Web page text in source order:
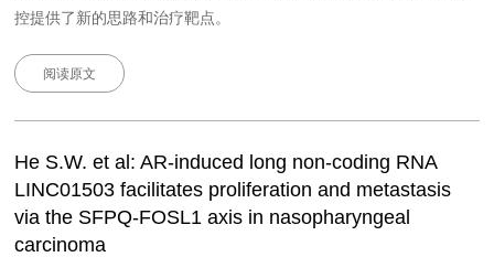
控提供了新的思路和治疗靶点。
阅读原文
He S.W. et al: AR-induced long non-coding RNA
LINC01503 facilitates proliferation and metastasis
via the SFPQ-FOSL1 axis in nasopharyngeal
carcinoma